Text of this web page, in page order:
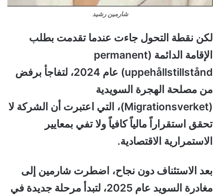
شارمين رشيد
لكن نقطة التحول جاءت عندما تقدمت بطلب
الإقامة الدائمة (permanent
uppehållstillstånd) عام 2024، لتفاجأ برفض
من مصلحة الهجرة السويدية
(Migrationsverket)، التي اعتبرت أن الشركة لا
تحقق استقراراً مالياً كافياً ولا تفي بمعايير
الاستمرارية الاقتصادية.
بعد الاستئناف دون نجاح، اضطرت شارمين إلى
مغادرة السويد عام 2025، لتبدأ مرحلة جديدة في